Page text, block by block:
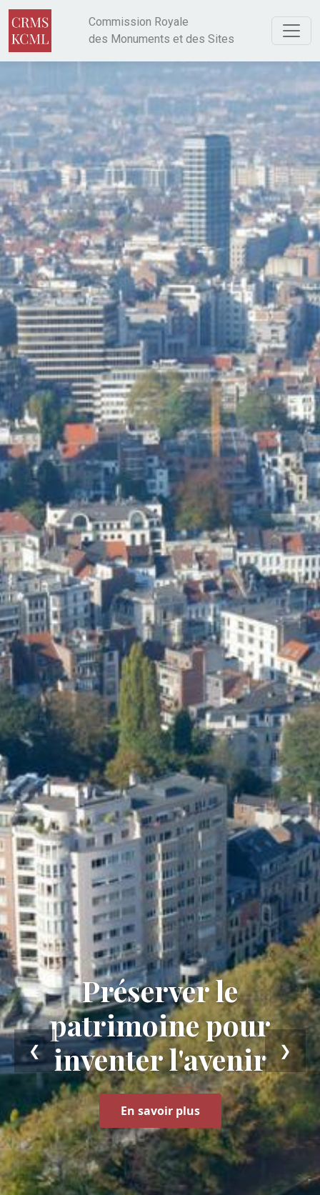
Aller au contenu principal
Commission Royale
des Monuments et des Sites
Préserver le
patrimoine pour
inventer l’avenir
En savoir plus
❮ ❯